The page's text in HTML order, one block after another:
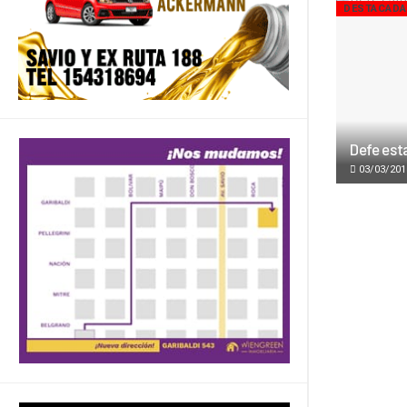
Defe
03/03/